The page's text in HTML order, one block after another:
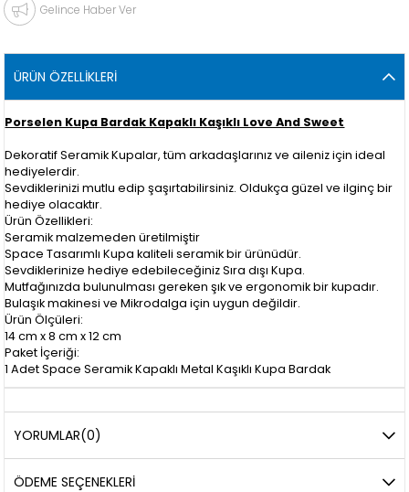
Gelince Haber Ver
ÜRÜN ÖZELLIKLERI
Porselen Kupa Bardak Kapaklı Kaşıklı Love And Sweet
Dekoratif Seramik Kupalar, tüm arkadaşlarınız ve aileniz için ideal
hediyelerdir.
Sevdiklerinizi mutlu edip şaşırtabilirsiniz. Oldukça güzel ve ilginç bir
hediye olacaktır.
Ürün Özellikleri:
Seramik malzemeden üretilmiştir
Space Tasarımlı Kupa kaliteli seramik bir ürünüdür.
Sevdiklerinize hediye edebileceğiniz Sıra dışı Kupa.
Mutfağınızda bulunulması gereken şık ve ergonomik bir kupadır.
Bulaşık makinesi ve Mikrodalga için uygun değildir.
Ürün Ölçüleri:
14 cm x 8 cm x 12 cm
Paket İçeriği:
1 Adet Space Seramik Kapaklı Metal Kaşıklı Kupa Bardak
YORUMLAR(0)
ÖDEME SEÇENEKLERI